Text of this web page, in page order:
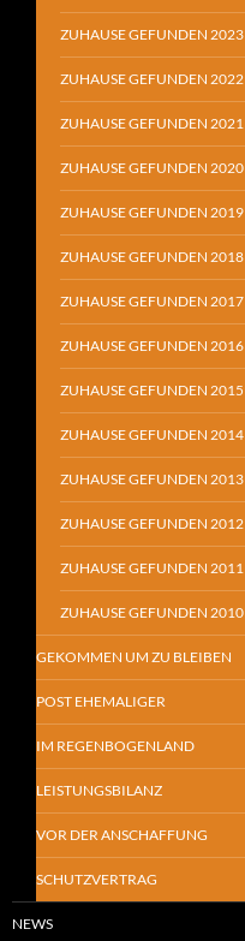
ZUHAUSE GEFUNDEN 2023
ZUHAUSE GEFUNDEN 2022
ZUHAUSE GEFUNDEN 2021
ZUHAUSE GEFUNDEN 2020
ZUHAUSE GEFUNDEN 2019
ZUHAUSE GEFUNDEN 2018
ZUHAUSE GEFUNDEN 2017
ZUHAUSE GEFUNDEN 2016
ZUHAUSE GEFUNDEN 2015
ZUHAUSE GEFUNDEN 2014
ZUHAUSE GEFUNDEN 2013
ZUHAUSE GEFUNDEN 2012
ZUHAUSE GEFUNDEN 2011
ZUHAUSE GEFUNDEN 2010
GEKOMMEN UM ZU BLEIBEN
POST EHEMALIGER
IM REGENBOGENLAND
LEISTUNGSBILANZ
VOR DER ANSCHAFFUNG
SCHUTZVERTRAG
NEWS